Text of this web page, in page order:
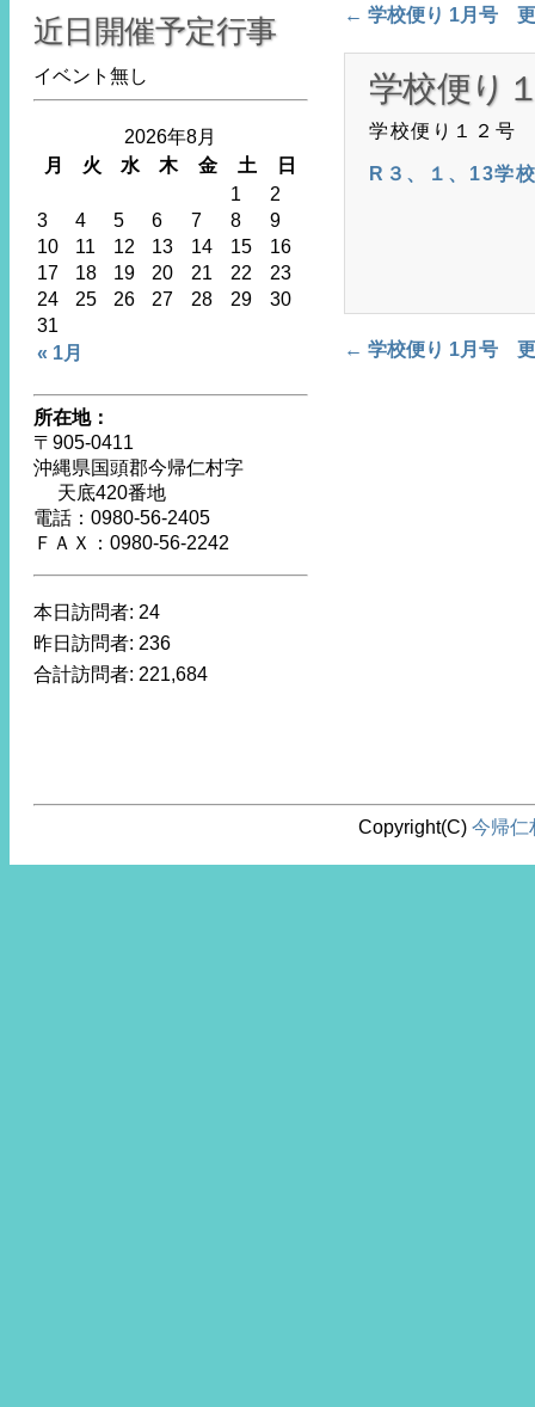
Post
← 学校便り 1月号
学校便り
学校便り１２号
R３、１、13学
Post
← 学校便り 1月号
近日開催予定行事
イベント無し
2026年8月
月
火 水 木 金 土 日
« 1月
1
2
3
4 5 6 7 8
9
10
11 12 13 14 15
16
17
18 19 20 21 22
23
24
25 26 27 28 29
30
31
所在地：
〒905-0411
沖縄県国頭郡今帰仁村字
天底420番地
電話：0980-56-2405
ＦＡＸ：0980-56-2242
本日訪問者: 24
昨日訪問者: 236
合計訪問者: 221,684
Copyright(C)今帰仁